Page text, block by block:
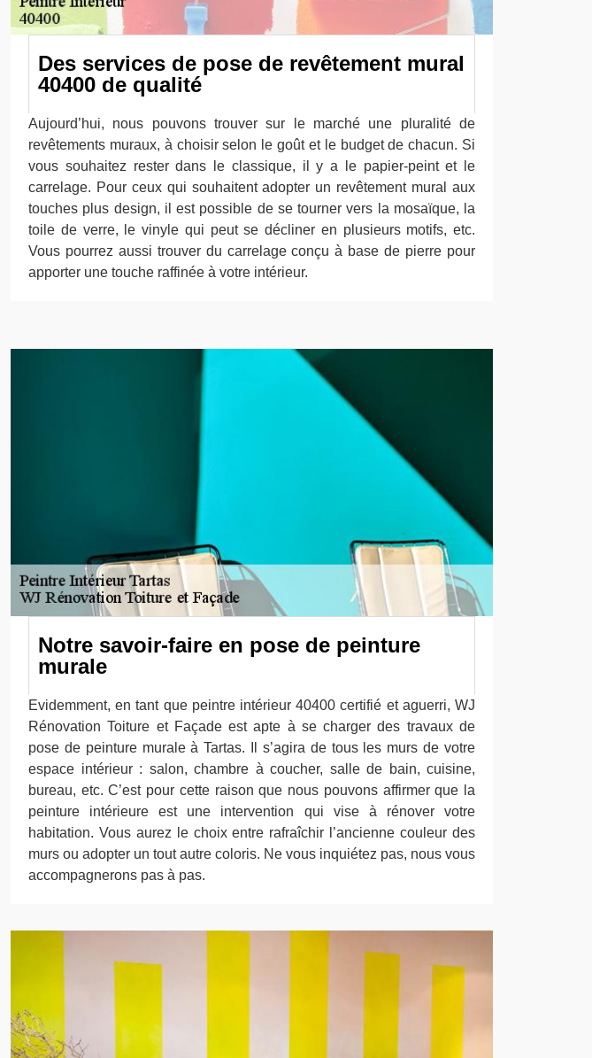
Des services de pose de revêtement mural
40400 de qualité
Aujourd’hui, nous pouvons trouver sur le marché une pluralité de
revêtements muraux, à choisir selon le goût et le budget de chacun. Si
vous souhaitez rester dans le classique, il y a le papier-peint et le
carrelage. Pour ceux qui souhaitent adopter un revêtement mural aux
touches plus design, il est possible de se tourner vers la mosaïque, la
toile de verre, le vinyle qui peut se décliner en plusieurs motifs, etc.
Vous pourrez aussi trouver du carrelage conçu à base de pierre pour
apporter une touche raffinée à votre intérieur.
Notre savoir-faire en pose de peinture
murale
Evidemment, en tant que peintre intérieur 40400 certifié et aguerri, WJ
Rénovation Toiture et Façade est apte à se charger des travaux de
pose de peinture murale à Tartas. Il s’agira de tous les murs de votre
espace intérieur : salon, chambre à coucher, salle de bain, cuisine,
bureau, etc. C’est pour cette raison que nous pouvons affirmer que la
peinture intérieure est une intervention qui vise à rénover votre
habitation. Vous aurez le choix entre rafraîchir l’ancienne couleur des
murs ou adopter un tout autre coloris. Ne vous inquiétez pas, nous vous
accompagnerons pas à pas.